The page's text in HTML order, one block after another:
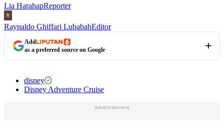
Lia HarahapReporter
Raynaldo Ghiffari LubabahEditor
Add
as a preferred source on Google
disney
Disney Adventure Cruise
Advertisement